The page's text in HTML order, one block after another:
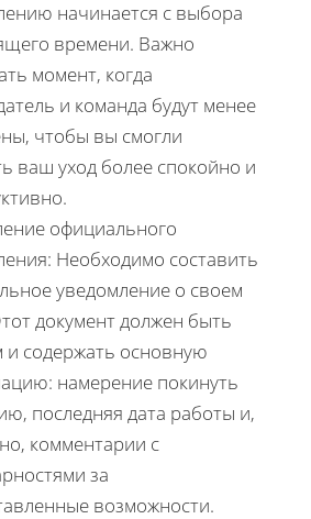
начинается с выбора
времени. Важно
момент, когда
и команда будут менее
чтобы вы смогли
ваш уход более спокойно и
официального
Необходимо составить
уведомление о своем
документ должен быть
и содержать основную
намерение покинуть
последняя дата работы и,
комментарии с
за
возможности.